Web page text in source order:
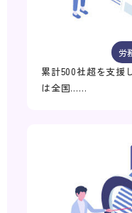
労
累計500社超を支援
は全国……